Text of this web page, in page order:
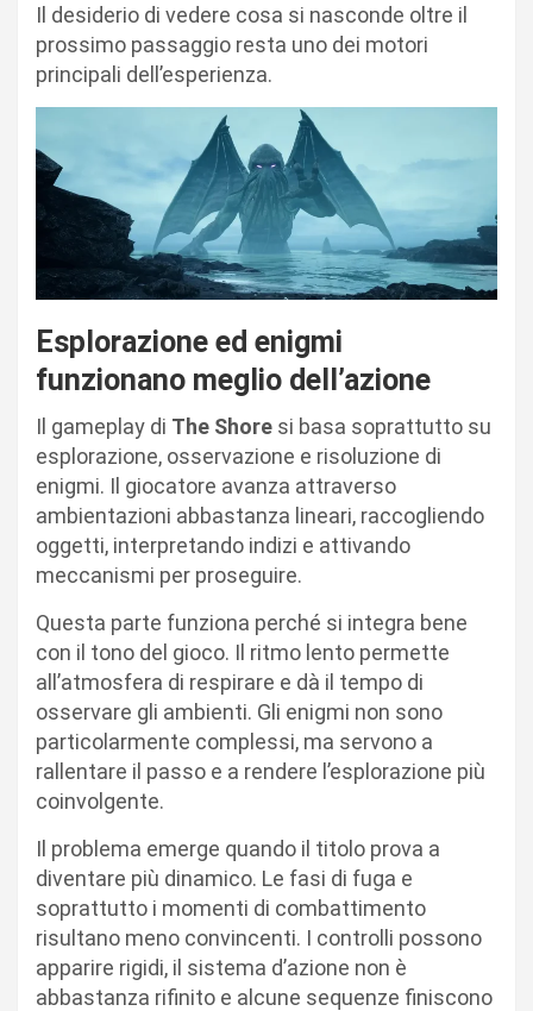
Il desiderio di vedere cosa si nasconde oltre il
prossimo passaggio resta uno dei motori
principali dell’esperienza.
Esplorazione ed enigmi
funzionano meglio dell’azione
Il gameplay di The Shore si basa soprattutto su
esplorazione, osservazione e risoluzione di
enigmi. Il giocatore avanza attraverso
ambientazioni abbastanza lineari, raccogliendo
oggetti, interpretando indizi e attivando
meccanismi per proseguire.
Questa parte funziona perché si integra bene
con il tono del gioco. Il ritmo lento permette
all’atmosfera di respirare e dà il tempo di
osservare gli ambienti. Gli enigmi non sono
particolarmente complessi, ma servono a
rallentare il passo e a rendere l’esplorazione più
coinvolgente.
Il problema emerge quando il titolo prova a
diventare più dinamico. Le fasi di fuga e
soprattutto i momenti di combattimento
risultano meno convincenti. I controlli possono
apparire rigidi, il sistema d’azione non è
abbastanza rifinito e alcune sequenze finiscono